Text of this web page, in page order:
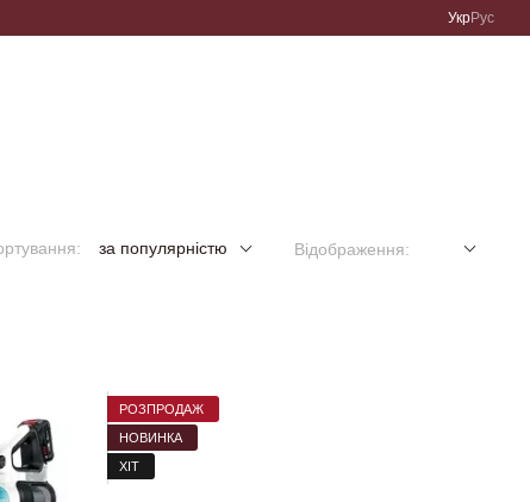
УкрРус
за популярністю Відображення:
РОЗПРОДАЖ
НОВИНКА
ХІТ